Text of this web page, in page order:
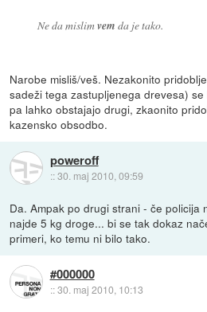
Ne da mislimvem da je tako.
Narobe misliš/veš. Nezakonito
sadeži tega zastupljenega drevesa)
pa lahko obstajajo drugi, zkaonito
kazensko obsodbo.
poweroff
::30. maj 2010, 09:59
Da. Ampak po drugi strani - če policija
najde 5 kg droge... bi se tak dokaz
primeri, ko temu ni bilo tako.
#000000
::30. maj 2010, 10:13